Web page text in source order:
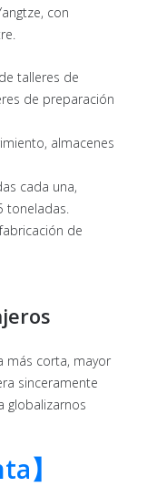
con
talleres de
de preparación
almacenes
cada una,
toneladas.
de
más corta, mayor
sinceramente
globalizarnos
】